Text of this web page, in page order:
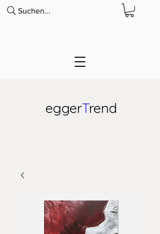
Suchen...
eggerTrend